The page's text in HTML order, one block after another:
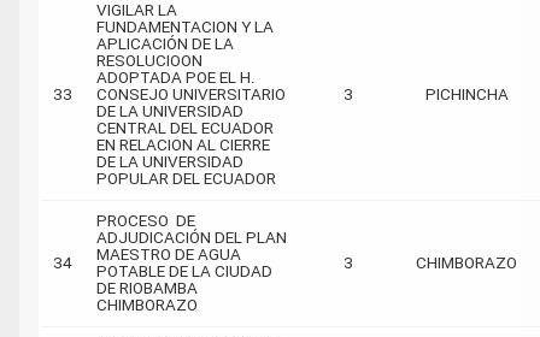
33
VIGILAR LA
FUNDAMENTACION Y LA
APLICACIÓN DE LA
RESOLUCIOON
ADOPTADA POE EL H.
CONSEJO UNIVERSITARIO
DE LA UNIVERSIDAD
CENTRAL DEL ECUADOR
EN RELACION AL CIERRE
DE LA UNIVERSIDAD
POPULAR DEL ECUADOR
3 PICHINCHA
34
PROCESO DE
ADJUDICACIÓN DEL PLAN
MAESTRO DE AGUA
POTABLE DE LA CIUDAD
DE RIOBAMBA
CHIMBORAZO
3 CHIMBORAZO